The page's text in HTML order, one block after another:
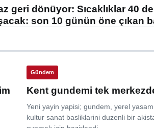
geri dönüyor: Sıcaklıklar 40
son 10 günün öne çıkan
Gündem
Kent gundemi tek
Yeni yayin yapisi; gundem, yerel
kultur sanat basliklarini duzenli bir